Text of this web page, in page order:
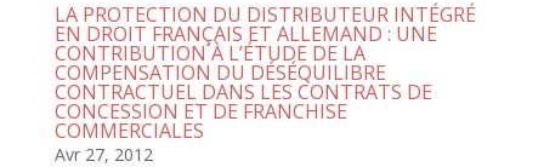
LA PROTECTION DU DISTRIBUTEUR INTÉGRÉ
EN DROIT FRANÇAIS ET ALLEMAND : UNE
CONTRIBUTION À L’ÉTUDE DE LA
COMPENSATION DU DÉSÉQUILIBRE
CONTRACTUEL DANS LES CONTRATS DE
CONCESSION ET DE FRANCHISE
COMMERCIALES
Avr 27, 2012